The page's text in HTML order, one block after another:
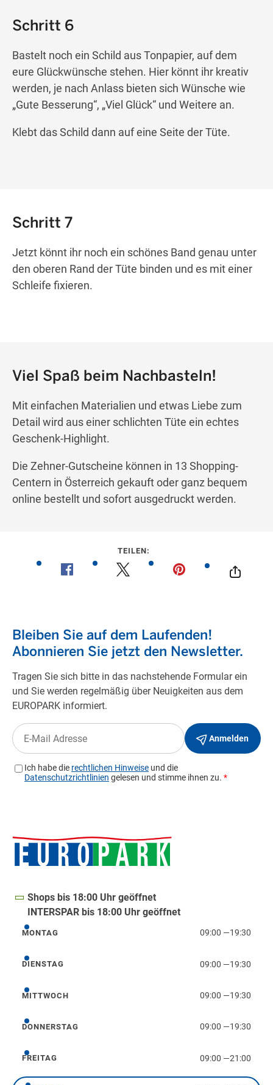
Schritt 6
Bastelt noch ein Schild aus Tonpapier, auf dem
eure Glückwünsche stehen. Hier könnt ihr kreativ
werden, je nach Anlass bieten sich Wünsche wie
„Gute Besserung“, „Viel Glück“ und Weitere an.
Klebt das Schild dann auf eine Seite der Tüte.
Schritt 7
Jetzt könnt ihr noch ein schönes Band genau unter
den oberen Rand der Tüte binden und es mit einer
Schleife fixieren.
Viel Spaß beim Nachbasteln!
Mit einfachen Materialien und etwas Liebe zum
Detail wird aus einer schlichten Tüte ein echtes
Geschenk-Highlight.
Die Zehner-Gutscheine können in 13 Shopping-
Centern in Österreich gekauft oder ganz bequem
online bestellt und sofort ausgedruckt werden.
TEILEN:
Shops bis 18:00 Uhr geöffnet
INTERSPAR bis 18:00 Uhr geöffnet
Montag
MONTAG 09:00 —19:30
Dienstag
DIENSTAG 09:00 —19:30
Mittwoch
MITTWOCH 09:00 —19:30
Donnerstag
DONNERSTAG 09:00 —19:30
Freitag
FREITAG 09:00 —21:00